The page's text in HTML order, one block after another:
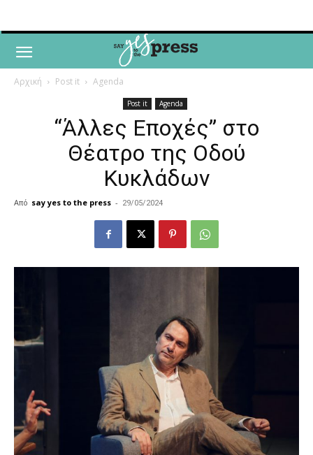
Αρχική Post it Agenda
Post it Agenda
“Άλλες Εποχές” στο
Θέατρο της Οδού
Κυκλάδων
Από say yes to the press - 29/05/2024